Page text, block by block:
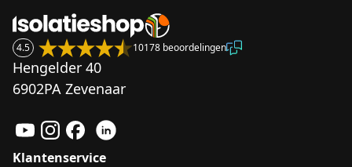
4.5 10178 beoordelingen
Hengelder 40
6902PA Zevenaar
Klantenservice